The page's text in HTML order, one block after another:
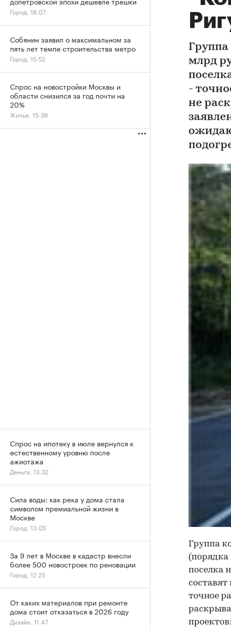
млрд
-
не
Группа
(порядка
поселка
точное
Город, 18:07
Собянин заявил о максимальном за
пять лет темпе строительства метро
Город, 15:52
Спрос на новостройки Москвы и
области снизился за год почти на
20%
Жилье, 15:39
Спрос на ипотеку в июле вернулся к
естественному уровню после
ажиотажа
Деньги, 13:32
Сила воды: как река у дома стала
символом премиальной жизни в
Москве
Город, 13:05
За 9 лет в Москве в кадастр внесли
более 500 новостроек по реновации
Город, 12:25
От каких материалов при ремонте
дома стоит отказаться в 2026 году
Дизайн, 11:47